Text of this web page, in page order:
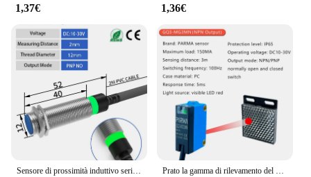
1,37€ 1,36€
Sensore di prossimità induttivo serie GTRIC LJ12A3 NPN PNP distanza di rilevamento di alta qualità 2mm 4mm DC 12-24V AC 90-220V Prato la gamma di rilevamento del sensore fotoelettrico quadrato a riflessione a specchio a riflessione diffusa R61 è 3m, GQ3-MG3MN